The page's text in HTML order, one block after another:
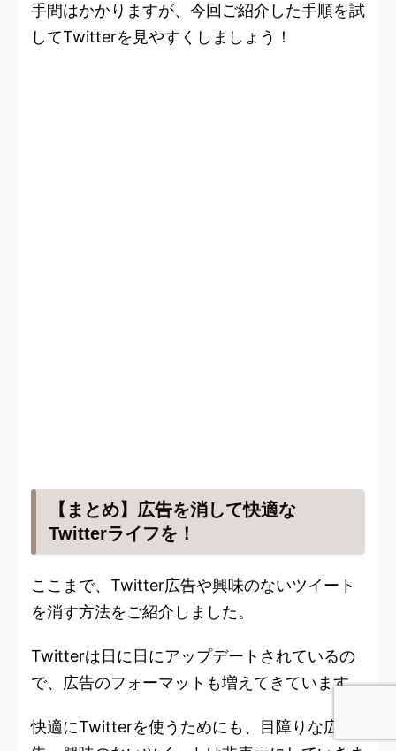
手間はかかりますが、今回ご紹介した手順を試
してTwitterを見やすくしましょう！
【まとめ】広告を消して快適な
Twitterライフを！
ここまで、Twitter広告や興味のないツイート
を消す方法をご紹介しました。
Twitterは日に日にアップデートされているの
で、広告のフォーマットも増えてきています。
快適にTwitterを使うためにも、目障りな広